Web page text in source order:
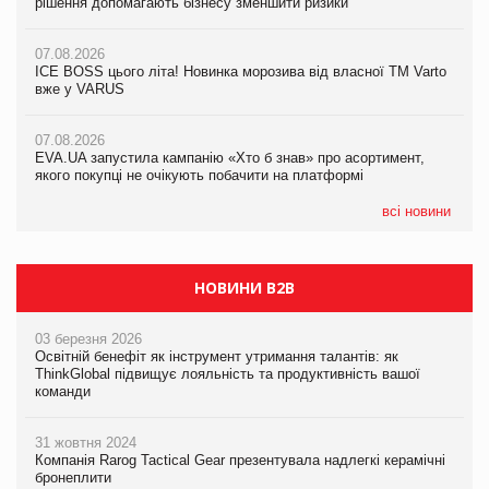
07.08.2026
ICE BOSS цього літа! Новинка морозива від власної ТМ Varto
вже у VARUS
07.08.2026
EVA.UA запустила кампанію «Хто б знав» про асортимент,
якого покупці не очікують побачити на платформі
всі новини
06.08.2026
Смачна новинка для хвостатих: у VARUS з’явилися паучі
05.08.2026
Мережа супермаркетів VARUS купує мережу магазинів
Продажі Hugo Boss впали на 9%
НОВИНИ B2B
03 березня 2026
Освітній бенефіт як інструмент утримання талантів: як
ThinkGlobal підвищує лояльність та продуктивність вашої
команди
31 жовтня 2024
Компанія Rarog Tactical Gear презентувала надлегкі керамічні
бронеплити